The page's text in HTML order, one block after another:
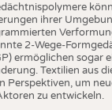
ihrer
2-Wege-
ermöglichen sogar
Textilien aus
Perspektiven, um
zu entwickeln.